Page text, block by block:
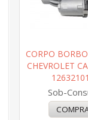
CORPO
CHEVROLET
Sob-